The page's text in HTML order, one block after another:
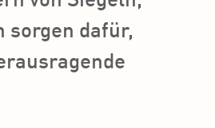
sorgen dafür,